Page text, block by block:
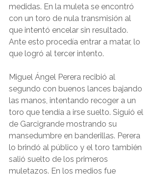
medidas. En la muleta se encontró
con un toro de nula transmisión al
que intentó encelar sin resultado.
Ante esto procedía entrar a matar, lo
que logró al tercer intento.
Miguel Ángel Perera recibió al
segundo con buenos lances bajando
las manos, intentando recoger a un
toro que tendía a irse suelto. Siguió el
de Garcigrande mostrando su
mansedumbre en banderillas. Perera
lo brindó al público y el toro también
salió suelto de los primeros
muletazos. En los medios fue